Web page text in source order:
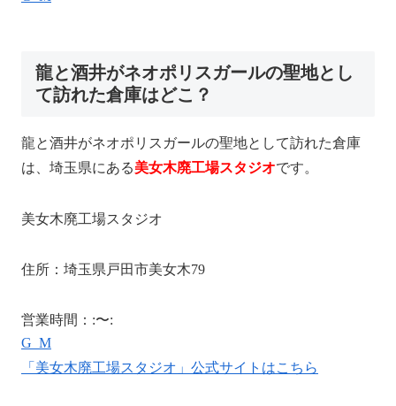
龍と酒井がネオポリスガールの聖地とし
て訪れた倉庫はどこ？
龍と酒井がネオポリスガールの聖地として訪れた倉庫
は、埼玉県にある美女木廃工場スタジオです。
美女木廃工場スタジオ
住所：埼玉県戸田市美女木2-27-19
営業時間：8:00〜22:00
Google Map
「美女木廃工場スタジオ」公式サイトはこちら